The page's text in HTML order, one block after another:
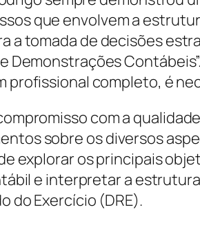
que envolvem a
tomada de decisões
Demonstrações
profissional completo, é
com a
sobre os diversos
explorar os principais
e interpretar a
do Exercício (DRE).